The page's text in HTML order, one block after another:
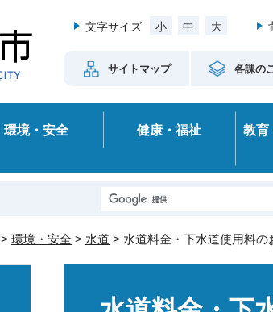
文字サイズ 小 中 大
サイトマップ 各課の
環境・安全 健康・福祉
教育
> 環境・安全 > 水道 > 水道料金・下水道使用料の